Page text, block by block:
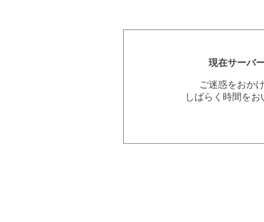
現在サーバ
ご迷惑をおか
しばらく時間を